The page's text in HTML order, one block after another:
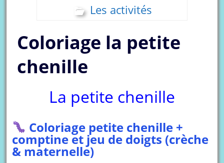
Les activités
Coloriage la petite
chenille
La petite chenille
Coloriage petite chenille +
comptine et jeu de doigts (crèche
& maternelle)